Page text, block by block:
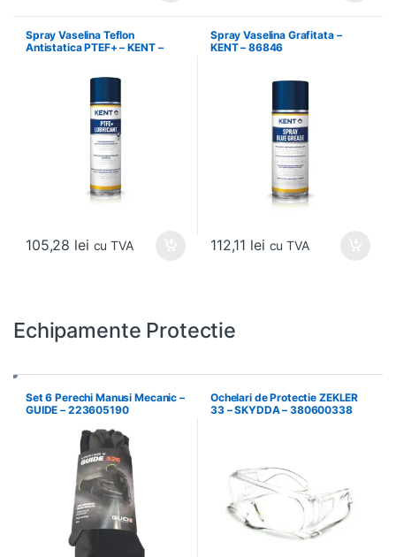
Spray Vaselina Teflon
Antistatica PTEF+ – KENT –
105,28 lei cu TVA
Spray Vaselina Grafitata –
KENT – 86846
112,11 lei cu TVA
Echipamente Protectie
Set 6 Perechi Manusi Mecanic –
GUIDE – 223605190
Ochelari de Protectie ZEKLER
33 – SKYDDA – 380600338